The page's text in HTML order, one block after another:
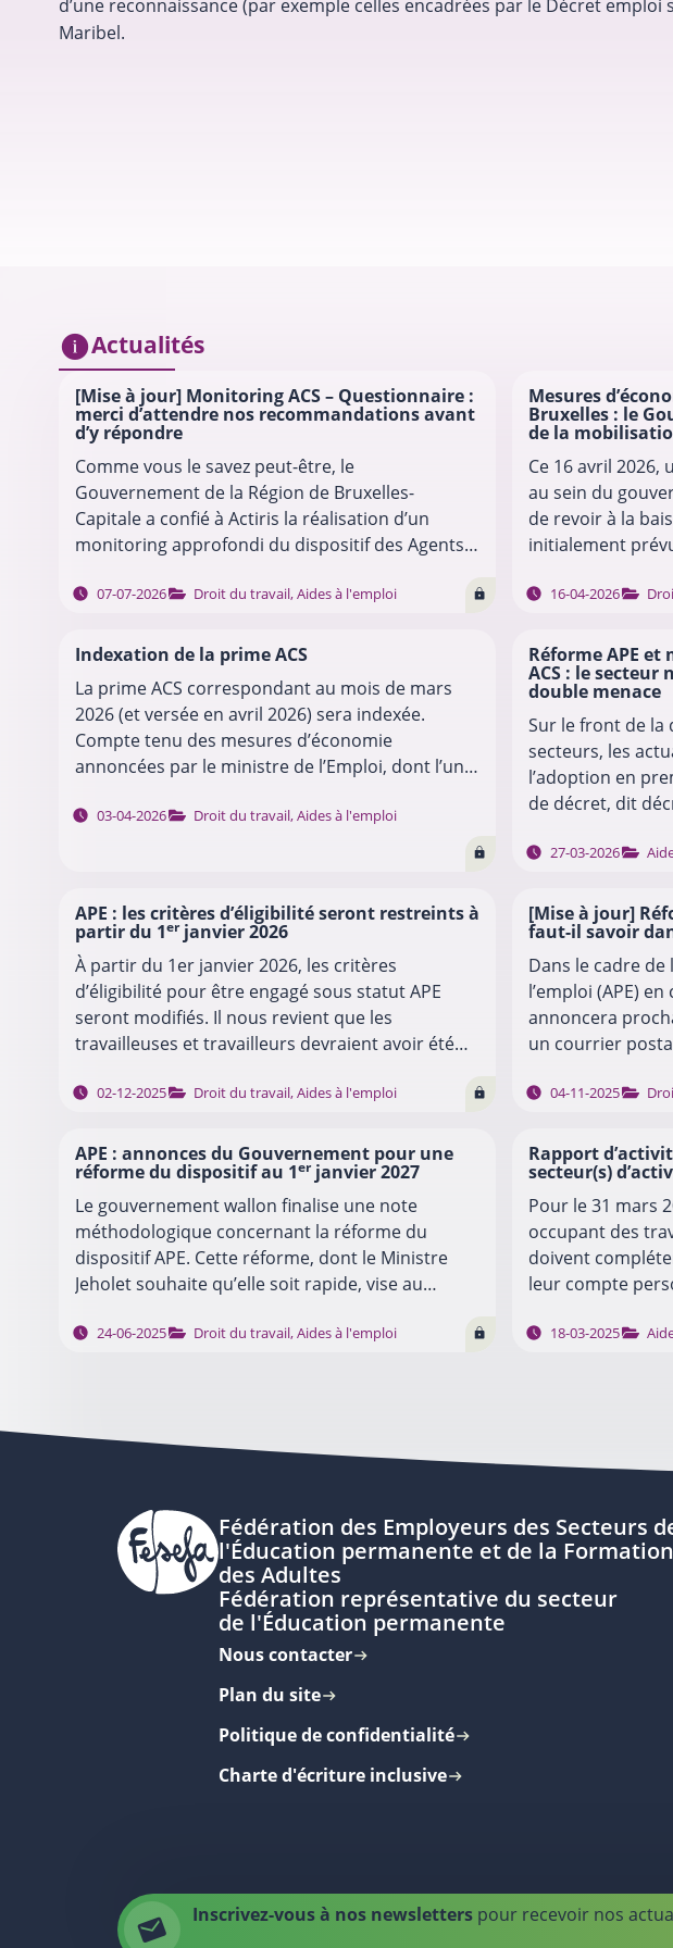
d’une reconnaissance (par exemple celles encadrées par le Décret
Maribel.
Actualités
[Mise à jour] Monitoring ACS – Questionnaire :
merci d’attendre nos recommandations avant
d’y répondre
Comme vous le savez peut-être, le
Gouvernement de la Région de Bruxelles-
Capitale a confié à Actiris la réalisation d’un
monitoring approfondi du dispositif des Agents
de la mise en…
… 07-07-2026 Droit du travail,Aides à l'emploi
Mesures
Bruxelles : le
de la
Ce 16 avril
au sein du
de revoir à la
initialement
d’emploi…
16-04-2026
Indexation de la prime ACS
La prime ACS correspondant au mois de mars
2026 (et versée en avril 2026) sera indexée.
Compte tenu des mesures d’économie
annoncées par le ministre de l’Emploi, dont l’une
emploi…
… 03-04-2026 Droit du travail,Aides à l'emploi
Réforme APE et
ACS : le secteur
double menace
Sur le front de la
secteurs, les
l’adoption en
de décret, dit
… 27-03-2026
APE : les critères d’éligibilité seront restreints à
partir du 1erjanvier 2026
À partir du 1er janvier 2026, les critères
d’éligibilité pour être engagé sous statut APE
seront modifiés. Il nous revient que les
travailleuses et travailleurs devraient avoir été
Forem…
… 02-12-2025 Droit du travail,Aides à l'emploi
[Mise à jour]
faut-il savoir
Dans le cadre
l’emploi (APE)
annoncera
un courrier
… 04-11-2025
APE : annonces du Gouvernement pour une
réforme du dispositif au 1erjanvier 2027
Le gouvernement wallon finalise une note
méthodologique concernant la réforme du
dispositif APE. Cette réforme, dont le Ministre
Jeholet souhaite qu’elle soit rapide, vise au
fonctionnels en Régions…
… 24-06-2025 Droit du travail,Aides à l'emploi
Rapport
secteur(s)
Pour le 31 mars
occupant des
doivent
leur compte
vous…
… 18-03-2025
Fédération des Employeurs des Secteurs
l'Éducation permanente et de la Formation
des Adultes
Fédération représentative du secteur
de l'Éducation permanente
Nous contacter
Plan du site
Politique de confidentialité
Charte d'écriture inclusive
Inscrivez-vous à nos newsletterspour recevoir nos